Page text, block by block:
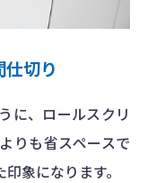
切り
に、ロールスクリ
りも省スペースで
象になります。